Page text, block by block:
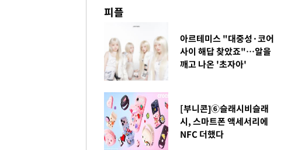
피플
아르테미스 "대중성·코어
사이 해답 찾았죠"…알을
깨고 나온 '초자아'
[부니콘]⑥슬래시비슬래
시, 스마트폰 액세서리에
NFC 더했다